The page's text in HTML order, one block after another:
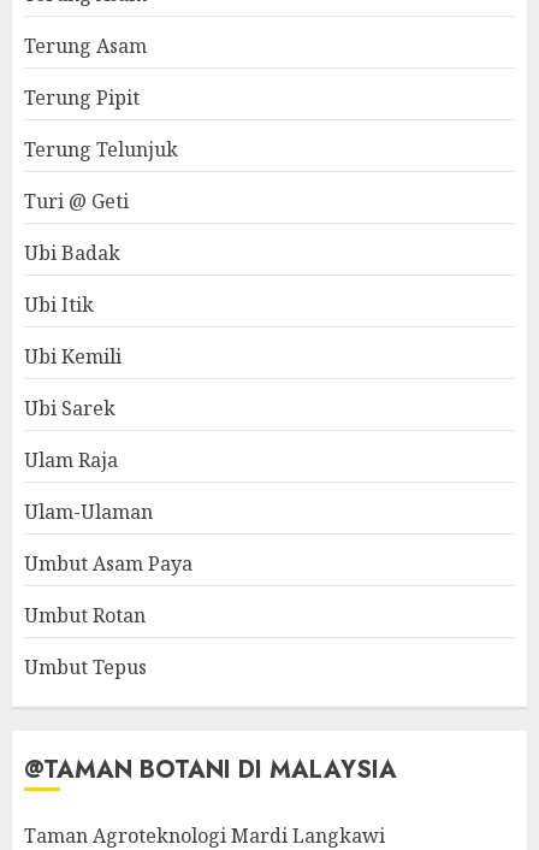
Terung Asam
Terung Pipit
Terung Telunjuk
Turi @ Geti
Ubi Badak
Ubi Itik
Ubi Kemili
Ubi Sarek
Ulam Raja
Ulam-Ulaman
Umbut Asam Paya
Umbut Rotan
Umbut Tepus
@TAMAN BOTANI DI MALAYSIA
Taman Agroteknologi Mardi Langkawi